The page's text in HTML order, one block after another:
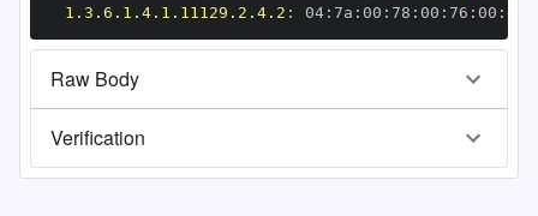
1.3.6.1.4.1.11129.2.4.2 : 04: 7a : 00 : 78 : 00 : 76 : 00 : dd
Raw Body
Verification